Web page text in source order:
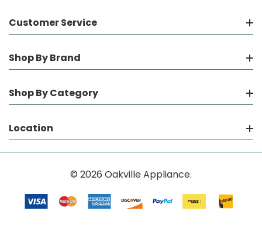
Customer Service
Shop By Brand
Shop By Category
Location
© 2026 Oakville Appliance.